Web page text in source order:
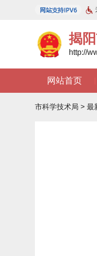
揭
http://
网站首页
市科学技术局 > 最